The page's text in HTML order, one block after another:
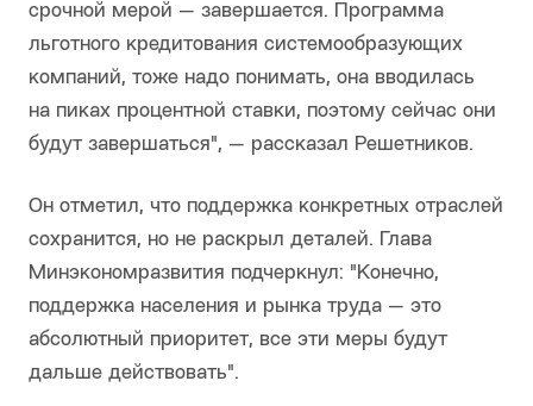
срочной мерой — завершается. Программа
льготного кредитования системообразующих
компаний, тоже надо понимать, она вводилась
на пиках процентной ставки, поэтому сейчас они
будут завершаться", — рассказал Решетников.
Он отметил, что поддержка конкретных отраслей
сохранится, но не раскрыл деталей. Глава
Минэкономразвития подчеркнул: "Конечно,
поддержка населения и рынка труда — это
абсолютный приоритет, все эти меры будут
дальше действовать".